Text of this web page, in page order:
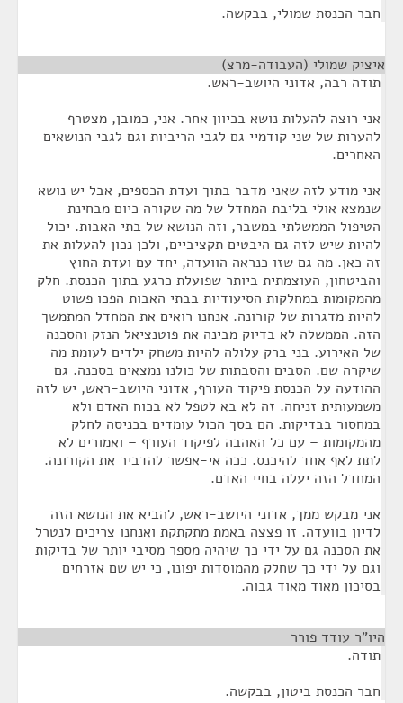
חבר הכנסת שמולי, בבקשה.
איציק שמולי (העבודה-מרצ)
תודה רבה, אדוני היושב-ראש.
אני רוצה להעלות נושא בכיוון אחר. אני, כמובן, מצטרף
להערות של שני קודמיי גם לגבי הריביות וגם לגבי הנושאים
האחרים.
אני מודע לזה שאני מדבר בתוך ועדת הכספים, אבל יש נושא
שנמצא אולי בליבת המחדל של מה שקורה כיום מבחינת
הטיפול הממשלתי במשבר, וזה הנושא של בתי האבות. יכול
להיות שיש לזה גם היבטים תקציביים, ולכן נכון להעלות את
זה כאן. מה גם שזו כנראה הוועדה, יחד עם ועדת החוץ
והביטחון, העוצמתית ביותר שפועלת כרגע בתוך הכנסת. חלק
מהמקומות במחלקות הסיעודיות בבתי האבות הפכו פשוט
להיות מדגרות של קורונה. אנחנו רואים את המחדל המתמשך
הזה. הממשלה לא בדיוק מבינה את פוטנציאל הנזק והסכנה
של האירוע. בני ברק עלולה להיות משחק ילדים לעומת מה
שיקרה שם. הסבים והסבתות של כולנו נמצאים בסכנה. גם
ההודעה על הכנסת פיקוד העורף, אדוני היושב-ראש, יש לזה
משמעותית זניחה. זה לא בא לטפל לא בכוח האדם ולא
במחסור בבדיקות. הם בסך הכול עומדים בכניסה לחלק
מהמקומות – עם כל האהבה לפיקוד העורף – ואמורים לא
לתת לאף אחד להיכנס. ככה אי-אפשר להדביר את הקורונה.
המחדל הזה יעלה בחיי האדם.
אני מבקש ממך, אדוני היושב-ראש, להביא את הנושא הזה
לדיון בוועדה. זו פצצה באמת מתקתקת ואנחנו צריכים לנטרל
את הסכנה גם על ידי כך שיהיה מספר מסיבי יותר של בדיקות
וגם על ידי כך שחלק מהמוסדות יפונו, כי יש שם אזרחים
בסיכון מאוד מאוד גבוה.
היו"ר עודד פורר
תודה.
חבר הכנסת ביטון, בבקשה.